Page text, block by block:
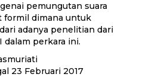
pemungutan suara
formil dimana untuk
adanya penelitian dari
dalam perkara ini.
23 Februari 2017